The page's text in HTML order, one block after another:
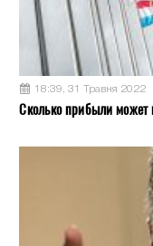
18:39, 31 Травня 2022
Сколько прибыли может